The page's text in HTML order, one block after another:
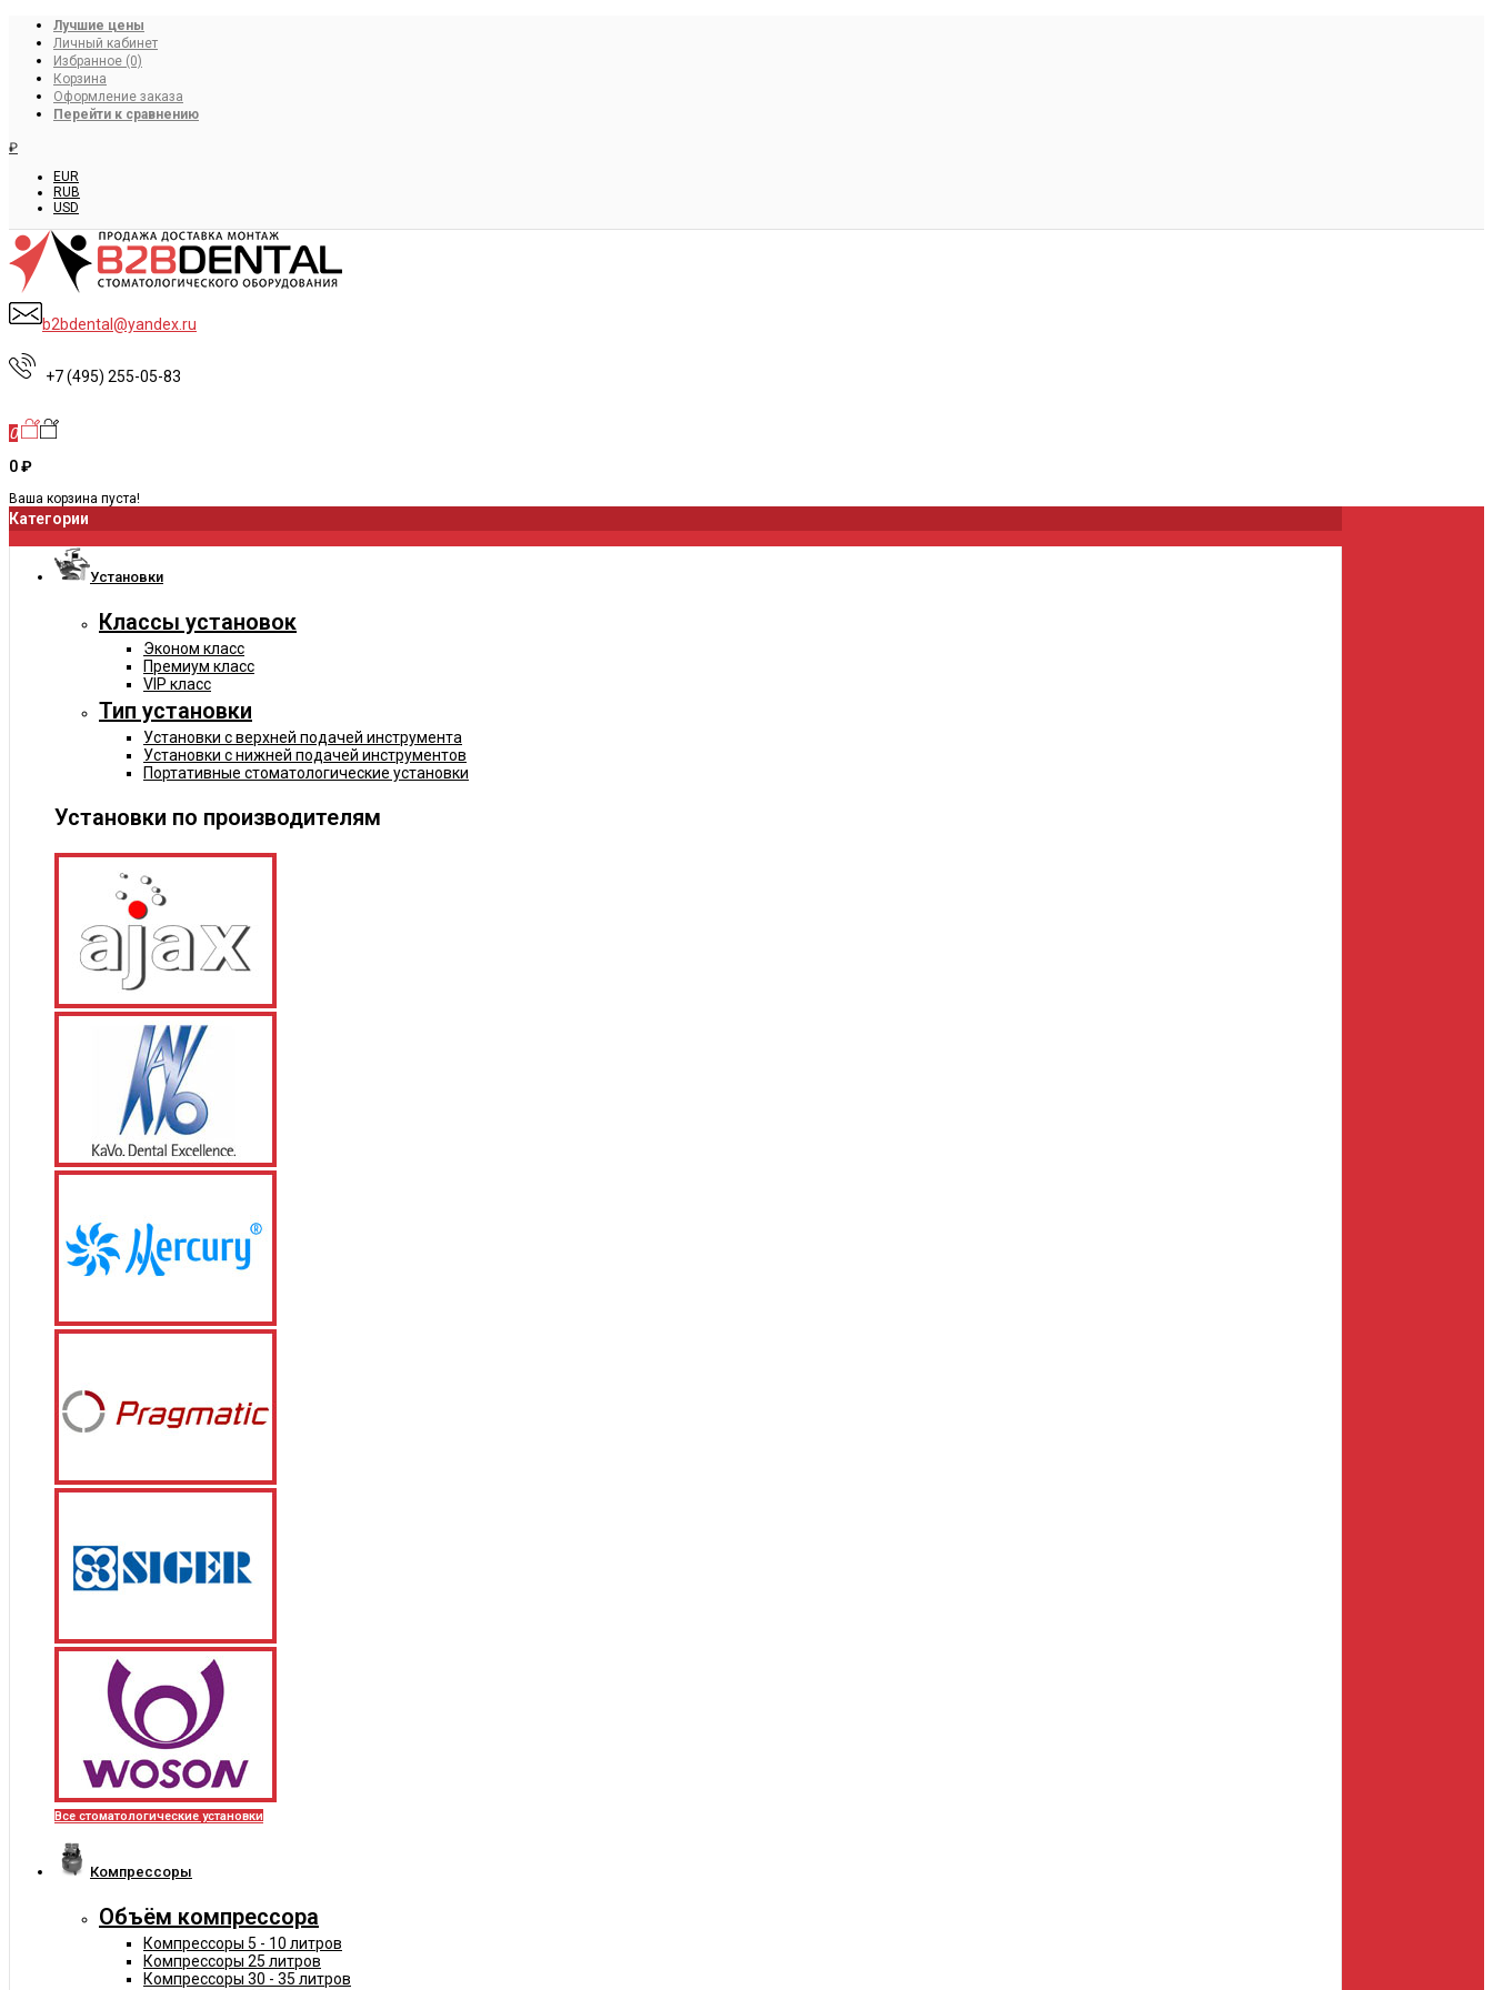
Лучшие цены
Личный кабинет
Избранное (0)
Корзина
Оформление заказа
Перейти к сравнению
₽
EUR
RUB
USD
b2bdental@yandex.ru
+7 (495) 255-05-83
0
0 ₽
Ваша корзина пуста!
Категории
Установки
Классы установок
Эконом класс
Премиум класс
VIP класс
Тип установки
Установки с верхней подачей инструмента
Установки с нижней подачей инструментов
Портативные стоматологические установки
Установки по производителям
Все стоматологические установки
Компрессоры
Объём компрессора
Компрессоры 5 - 10 литров
Компрессоры 25 литров
Компрессоры 30 - 35 литров